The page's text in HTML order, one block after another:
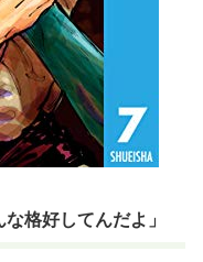
格好してんだよ」